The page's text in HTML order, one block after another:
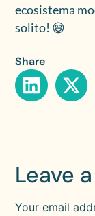
ecosistema
solito! 😄
Share
Leave
Your email